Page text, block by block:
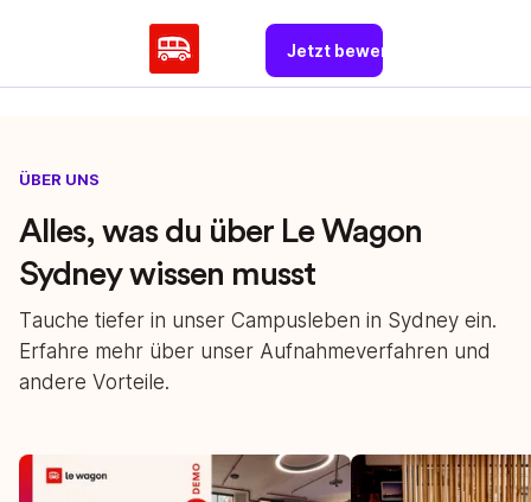
Jetzt bewerben
ÜBER UNS
Alles, was du über Le Wagon
Sydney wissen musst
Tauche tiefer in unser Campusleben in Sydney ein.
Erfahre mehr über unser Aufnahmeverfahren und
andere Vorteile.